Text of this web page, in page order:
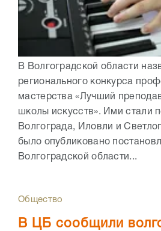
В Волгоградской области
регионального конкурса
мастерства «Лучший
школы искусств». Ими стали
Волгограда, Иловли и
было опубликовано
Волгоградской области...
Общество
В ЦБ сообщили